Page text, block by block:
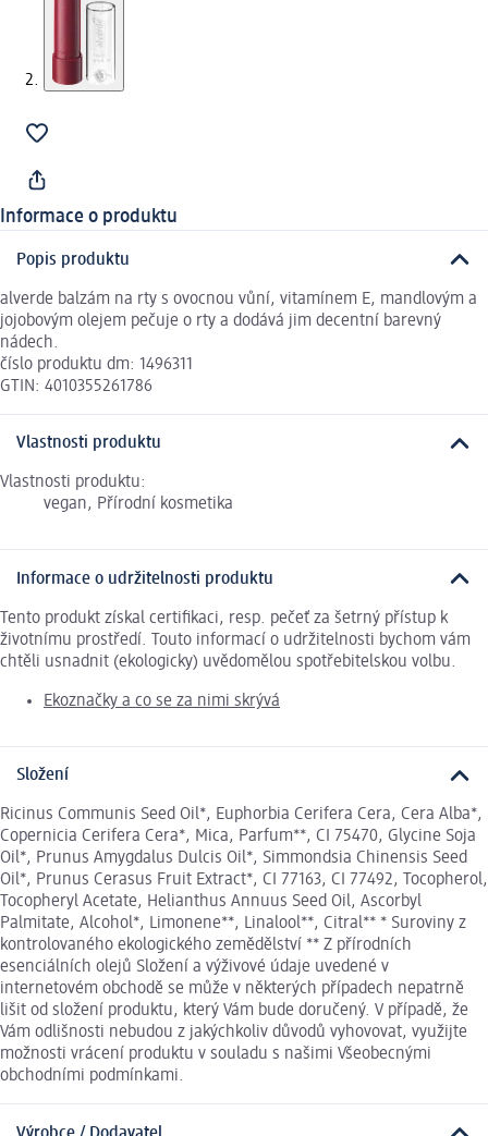
Informace o produktu
Popis produktu
alverde balzám na rty s ovocnou vůní, vitamínem E, mandlovým a
jojobovým olejem pečuje o rty a dodává jim decentní barevný
nádech.
číslo produktu dm: 1496311
GTIN: 4010355261786
Vlastnosti produktu
Vlastnosti produktu:
vegan, Přírodní kosmetika
Informace o udržitelnosti produktu
Tento produkt získal certifikaci, resp. pečeť za šetrný přístup k
životnímu prostředí. Touto informací o udržitelnosti bychom vám
chtěli usnadnit (ekologicky) uvědomělou spotřebitelskou volbu.
Ekoznačky a co se za nimi skrývá
Složení
Ricinus Communis Seed Oil*, Euphorbia Cerifera Cera, Cera Alba*,
Copernicia Cerifera Cera*, Mica, Parfum**, CI 75470, Glycine Soja
Oil*, Prunus Amygdalus Dulcis Oil*, Simmondsia Chinensis Seed
Oil*, Prunus Cerasus Fruit Extract*, CI 77163, CI 77492, Tocopherol,
Tocopheryl Acetate, Helianthus Annuus Seed Oil, Ascorbyl
Palmitate, Alcohol*, Limonene**, Linalool**, Citral** * Suroviny z
kontrolovaného ekologického zemědělství ** Z přírodních
esenciálních olejů Složení a výživové údaje uvedené v
internetovém obchodě se může v některých případech nepatrně
lišit od složení produktu, který Vám bude doručený. V případě, že
Vám odlišnosti nebudou z jakýchkoliv důvodů vyhovovat, využijte
možnosti vrácení produktu v souladu s našimi Všeobecnými
obchodními podmínkami.